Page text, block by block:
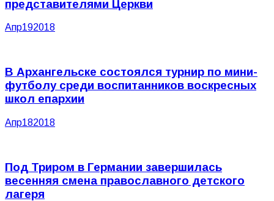
представителями Церкви
Апр192018
В Архангельске состоялся турнир по мини-
футболу среди воспитанников воскресных
школ епархии
Апр182018
Под Триром в Германии завершилась
весенняя смена православного детского
лагеря